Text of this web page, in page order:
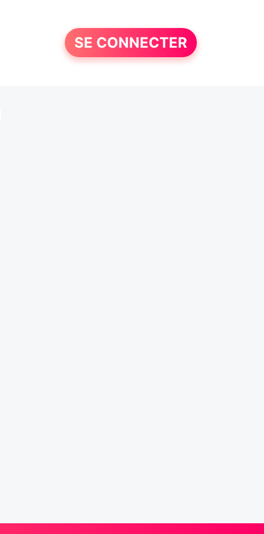
SE CONNECTER